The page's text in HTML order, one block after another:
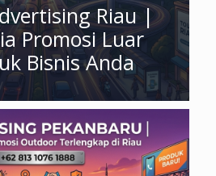
Riau |
Promosi Luar
Bisnis Anda